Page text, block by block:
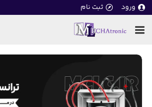
فروشگاه
مکاترونیک
ورود ثبت نام